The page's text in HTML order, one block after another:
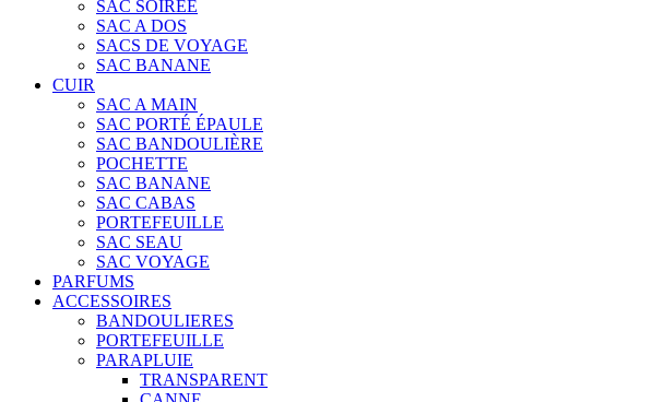
SAC SOIREE
SAC A DOS
SACS DE VOYAGE
SAC BANANE
CUIR
SAC A MAIN
SAC PORTÉ ÉPAULE
SAC BANDOULIÈRE
POCHETTE
SAC BANANE
SAC CABAS
PORTEFEUILLE
SAC SEAU
SAC VOYAGE
PARFUMS
ACCESSOIRES
BANDOULIERES
PORTEFEUILLE
PARAPLUIE
TRANSPARENT